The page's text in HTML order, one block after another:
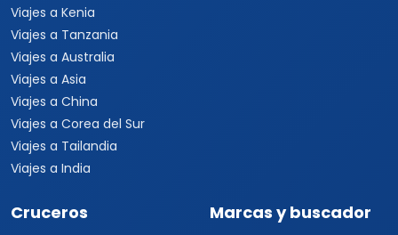
Viajes a Kenia
Viajes a Tanzania
Viajes a Australia
Viajes a Asia
Viajes a China
Viajes a Corea del Sur
Viajes a Tailandia
Viajes a India
Cruceros Marcas y buscador